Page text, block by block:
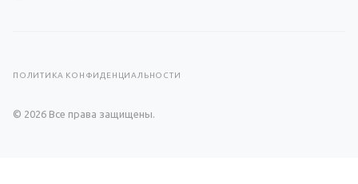
ПОЛИТИКА КОНФИДЕНЦИАЛЬНОСТИ
© 2026 Все права защищены.